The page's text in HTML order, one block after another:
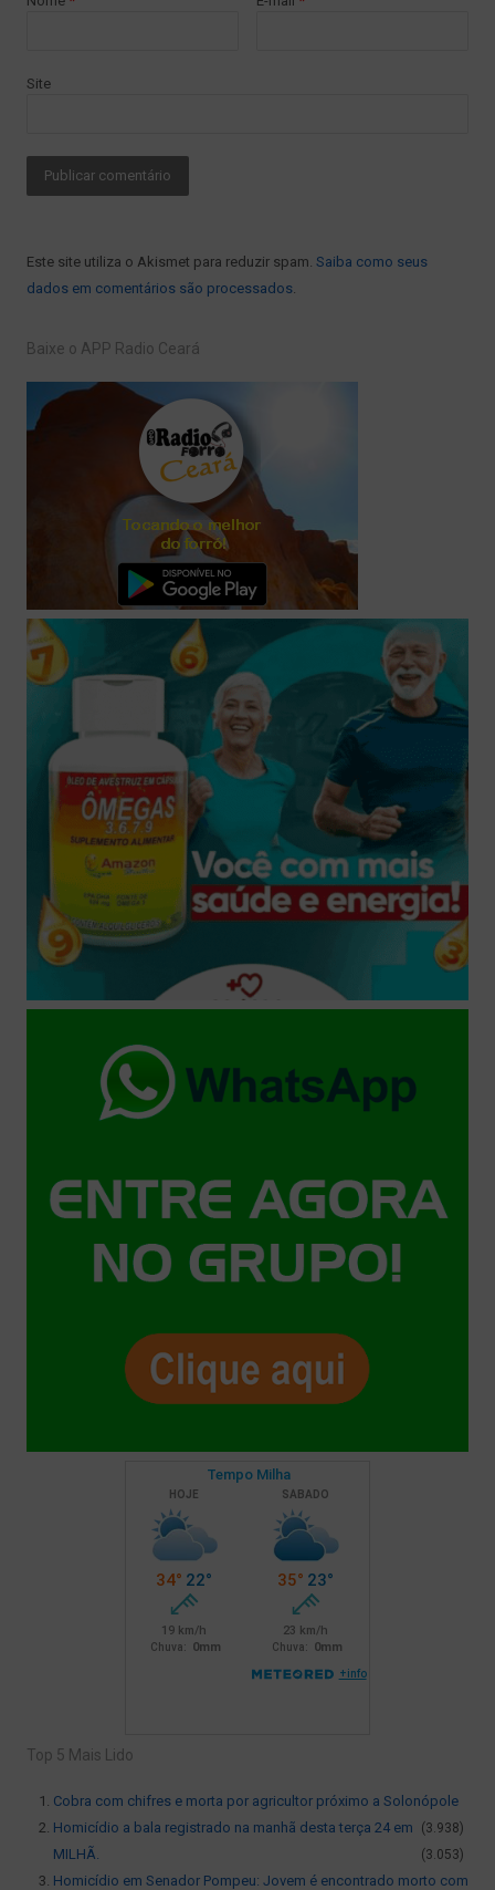
Site
Este site utiliza o Akismet para reduzir spam. Saiba como seus
dados em comentários são processados
Baixe o APP Radio Ceará
Top 5 Mais Lido
Cobra com chifres e morta por agricultor próximo a Solonópole
(3.938)
Homicídio a bala registrado na manhã desta terça 24 em
MILHÃ.
(3.053)
Homicídio em Senador Pompeu: Jovem é encontrado morto com